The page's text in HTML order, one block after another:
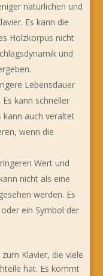
natürlichen und
Es kann die
Holzkorpus nicht
und
Lebensdauer
kann schneller
kann auch veraltet
wenn die
Wert und
nicht als eine
werden. Es
ein Symbol der
Klavier, die viele
hat. Es kommt